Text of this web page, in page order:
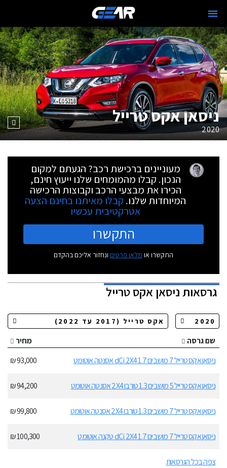
ניסאן אקס טרייל
2020
מעוניינים ברכישת רכב? הגעתם למקום
הנכון. קבלו מהמומחים שלנו ייעוץ חינם,
הכירו את מבצעי הרכב וקבוצות הרכישה
המיוחדות שלנו. קבלו מאיתנו בחינם הצעה
אטרקטיבית עכשיו
התקשרו
התקשרו או מלאו פרטים ונחזור אליכם בהקדם
גרסאותניסאן אקס טרייל
שם גרסה
מחיר
ניסאן אקס טרייל 7 מושבים 1.7 dCi 2X4 אסנטה אוטומט
93,000 ₪
ניסאן אקס טרייל 5 מושבים 1.3 טורבו 2X4 אסנטה אוטומט 94,200 ₪
ניסאן אקס טרייל 7 מושבים 1.3 טורבו 2X4 אסנטה אוטומט 99,800 ₪
ניסאן אקס טרייל 7 מושבים 1.7 dCi 2X4 טקנה אוטומט 100,300 ₪
צפה בכל הגרסאות